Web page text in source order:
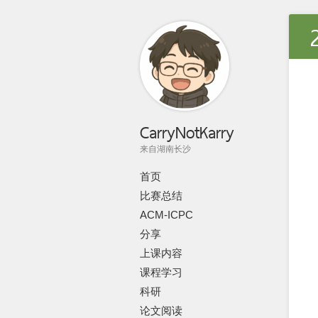
CarryNotKarry
来自湖南长沙
首页
比赛总结
ACM-ICPC
分享
上课内容
课程学习
科研
论文阅读